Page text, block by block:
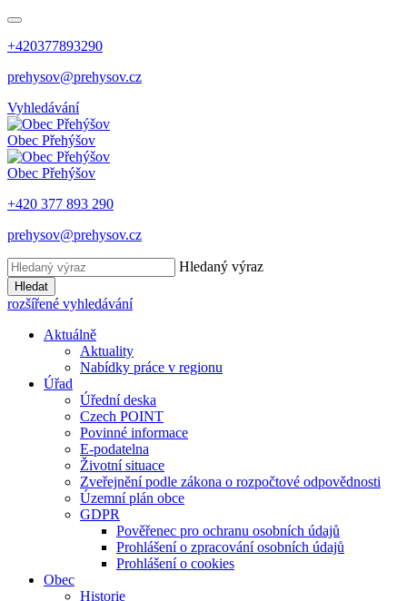
+420377893290
prehysov@prehysov.cz
Vyhledávání
Obec Přehýšov
Obec Přehýšov
+420 377 893 290
prehysov@prehysov.cz
Hledaný výraz
Hledat
rozšířené vyhledávání
Aktuálně
Aktuality
Nabídky práce v regionu
Úřad
Úřední deska
Czech POINT
Povinné informace
E-podatelna
Životní situace
Zveřejnění podle zákona o rozpočtové odpovědnosti
Územní plán obce
GDPR
Pověřenec pro ochranu osobních údajů
Prohlášení o zpracování osobních údajů
Prohlášení o cookies
Obec
Historie